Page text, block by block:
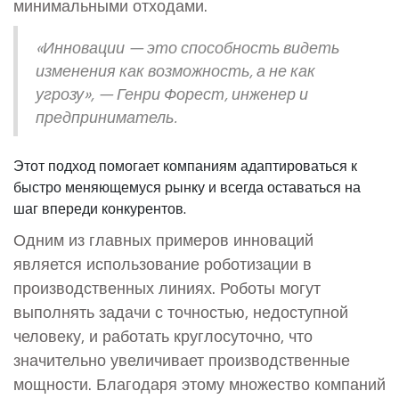
минимальными отходами.
«Инновации — это способность видеть
изменения как возможность, а не как
угрозу», — Генри Форест, инженер и
предприниматель.
Этот подход помогает компаниям адаптироваться к
быстро меняющемуся рынку и всегда оставаться на
шаг впереди конкурентов.
Одним из главных примеров инноваций
является использование роботизации в
производственных линиях. Роботы могут
выполнять задачи с точностью, недоступной
человеку, и работать круглосуточно, что
значительно увеличивает производственные
мощности. Благодаря этому множество компаний